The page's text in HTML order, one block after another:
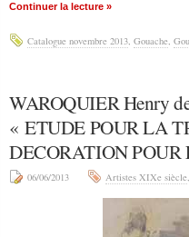
Continuer la lecture »
Catalogue novembre 2013, Gouache,
WAROQUIER Henry
« ETUDE POUR LA
DECORATION
06/06/2013 Artistes XIXe siècle